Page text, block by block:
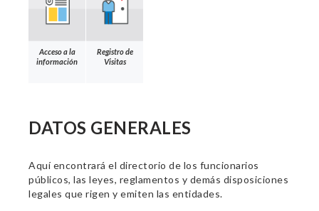
Acceso a la
información
Registro de
Visitas
DATOS GENERALES
Aquí encontrará el directorio de los funcionarios
públicos, las leyes, reglamentos y demás disposiciones
legales que rigen y emiten las entidades.